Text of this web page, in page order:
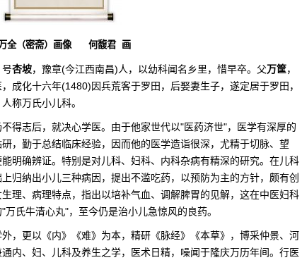
像 何馥君 画
号杏坡，豫章(今江西南昌)人，以幼科闻名乡里，惜早卒。父万筐，
成化十六年(1480)因兵荒客于罗田，后娶妻生子，遂定居于罗田，
称万氏小儿科。
得志后，就决心学医。由于他家世代以"医药济世"，医学有深厚的
，勤于总结临床经验，因而他的医学造诣很深，尤精于切脉、望
明确辨证。特别是对儿科、妇科、内科杂病有精深的研究。在儿科
归纳出小儿三种病因，提出不滥吃药，以预防为主的方针，颇有创
理、病理特点，指出以培补气血、调解脾胃的见解，这在中医妇科
氏牛清心丸"，至今仍是治小儿急惊风的良药。
，更以《内》《难》为本，精研《脉经》《本草》，博采仲景、河
内、妇、儿科及养生之学，医术日精，噪闻于隆庆万历年间。行医